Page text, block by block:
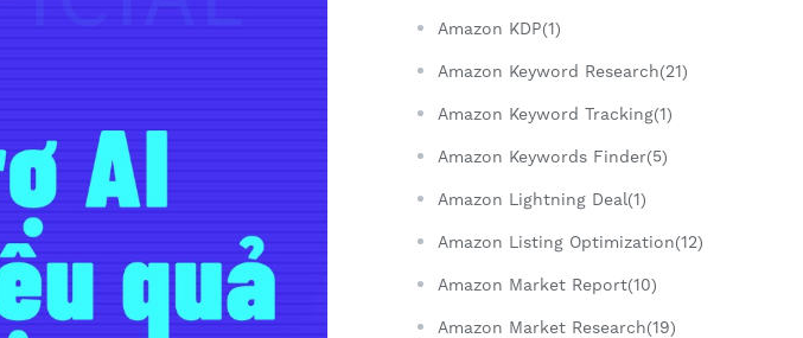
Amazon KDP(1)
Amazon Keyword Research(21)
Amazon Keyword Tracking(1)
Amazon Keywords Finder(5)
Amazon Lightning Deal(1)
Amazon Listing Optimization(12)
Amazon Market Report(10)
Amazon Market Research(19)